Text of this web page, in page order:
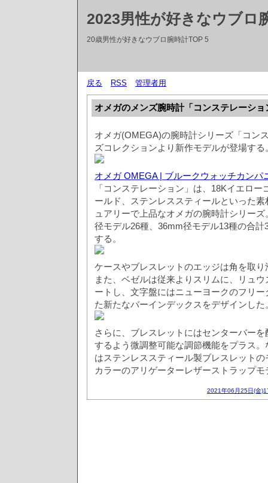
2023男性が好きなウブロ
20歳男性が好きなウブロ腕時計TOP 5
戻る RSS 管理者用
オメガのメンズ腕時計「コンステレーショ
オメガ(OMEGA)の腕時計シリーズ「コン
ズコレクションより新作モデルが登場する
オメガ OMEGA | ブルークウォッチカンパ
「コンステレーション」は、18Kイエロ
ールド、ステンレススティールといった
ュアリーで上品なオメガの腕時計シリー
径モデル26種、36mm径モデル13種の合
する。
ケースやブレスレットのエッジは角を取
また、ベゼルは従来よりスリムに、リュ
ートし、文字盤にはニューヨークのフリ
た新たなバーインデックスをデザインした
さらに、ブレスレットにはセンターバー
するよう微調整可能な調節機能をプラス
はステンレススティール製ブレスレット
カラーのアリゲーターレザーストラップ
2021年06月25日(金